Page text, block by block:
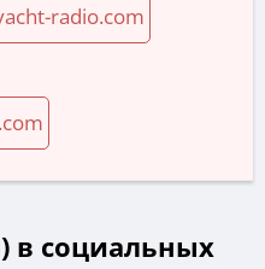
radio.com
в социальных